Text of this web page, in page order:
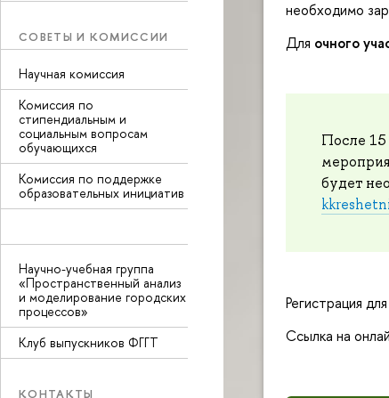
СОВЕТЫ И КОМИССИИ
Научная комиссия
Комиссия по
стипендиальным и
социальным вопросам
обучающихся
Комиссия по поддержке
образовательных инициатив
Научно-учебная группа
«Пространственный анализ
и моделирование городских
процессов»
Клуб выпускников ФГГТ
КОНТАКТЫ
необходимо
Для очного
После 15
будет
Регистрация для
Ссылка на